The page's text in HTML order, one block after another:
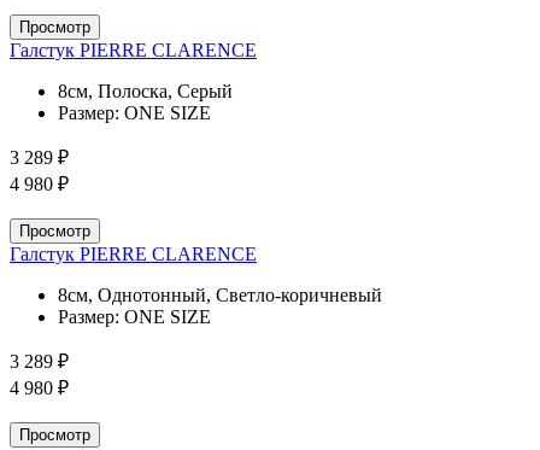
Просмотр
Галстук PIERRE CLARENCE
8см, Полоска, Серый
Размер: ONE SIZE
3 289 ₽
4 980 ₽
Просмотр
Галстук PIERRE CLARENCE
8см, Однотонный, Светло-коричневый
Размер: ONE SIZE
3 289 ₽
4 980 ₽
Просмотр